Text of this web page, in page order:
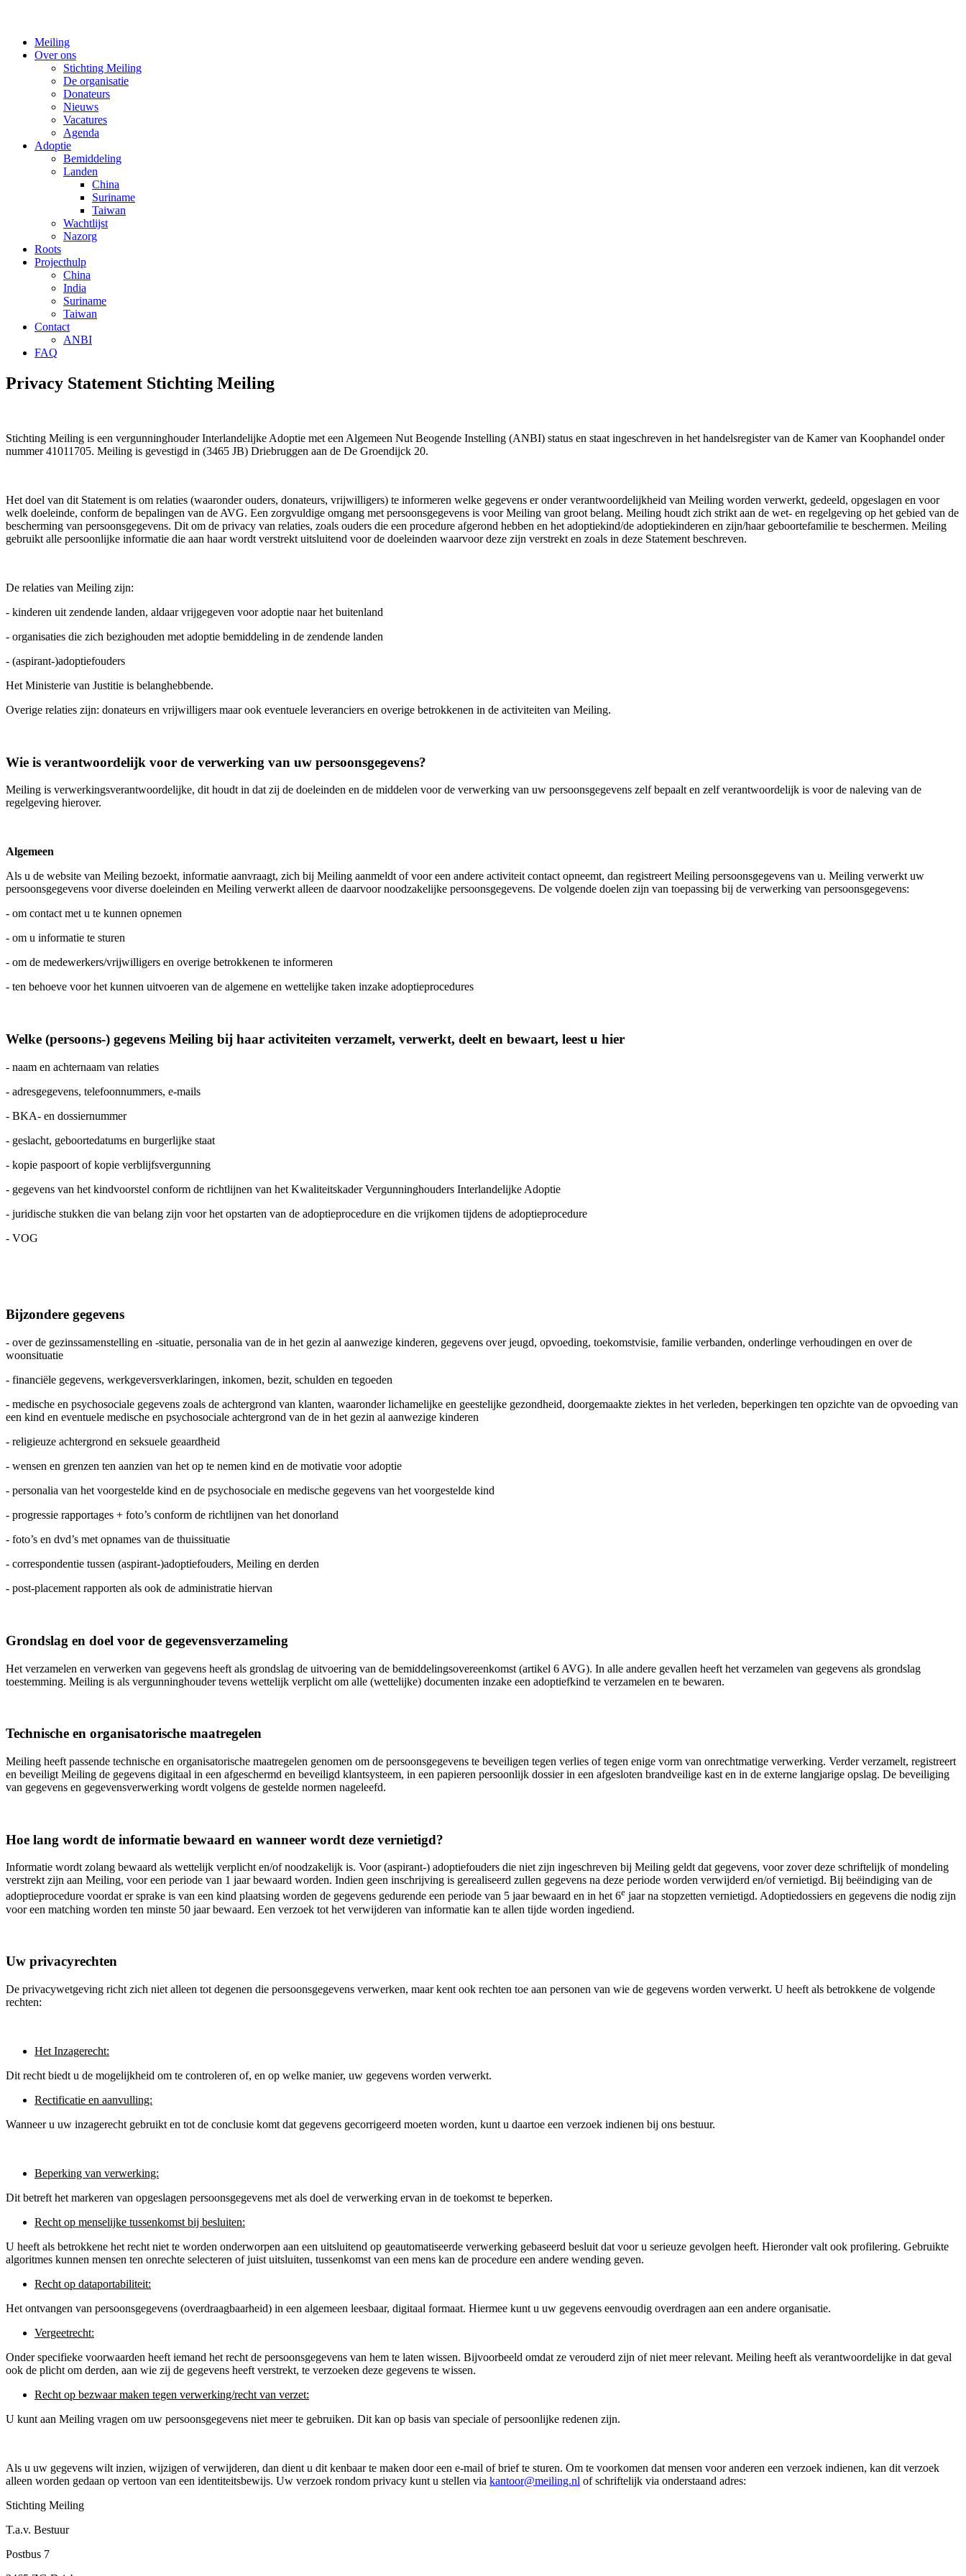
Meiling
Over ons
Stichting Meiling
De organisatie
Donateurs
Nieuws
Vacatures
Agenda
Adoptie
Bemiddeling
Landen
China
Suriname
Taiwan
Wachtlijst
Nazorg
Roots
Projecthulp
China
India
Suriname
Taiwan
Contact
ANBI
FAQ
Privacy Statement Stichting Meiling
Stichting Meiling is een vergunninghouder Interlandelijke Adoptie met een Algemeen Nut Beogende Instelling (ANBI) status en staat ingeschreven in het handelsregister van de Kamer van Koophandel onder
nummer 41011705. Meiling is gevestigd in (3465 JB) Driebruggen aan de De Groendijck 20.
Het doel van dit Statement is om relaties (waaronder ouders, donateurs, vrijwilligers) te informeren welke gegevens er onder verantwoordelijkheid van Meiling worden verwerkt, gedeeld, opgeslagen en voor
welk doeleinde, conform de bepalingen van de AVG. Een zorgvuldige omgang met persoonsgegevens is voor Meiling van groot belang. Meiling houdt zich strikt aan de wet- en regelgeving op het gebied van de
bescherming van persoonsgegevens. Dit om de privacy van relaties, zoals ouders die een procedure afgerond hebben en het adoptiekind/de adoptiekinderen en zijn/haar geboortefamilie te beschermen. Meiling
gebruikt alle persoonlijke informatie die aan haar wordt verstrekt uitsluitend voor de doeleinden waarvoor deze zijn verstrekt en zoals in deze Statement beschreven.
De relaties van Meiling zijn:
- kinderen uit zendende landen, aldaar vrijgegeven voor adoptie naar het buitenland
- organisaties die zich bezighouden met adoptie bemiddeling in de zendende landen
- (aspirant-)adoptiefouders
Het Ministerie van Justitie is belanghebbende.
Overige relaties zijn: donateurs en vrijwilligers maar ook eventuele leveranciers en overige betrokkenen in de activiteiten van Meiling.
Wie is verantwoordelijk voor de verwerking van uw persoonsgegevens?
Meiling is verwerkingsverantwoordelijke, dit houdt in dat zij de doeleinden en de middelen voor de verwerking van uw persoonsgegevens zelf bepaalt en zelf verantwoordelijk is voor de naleving van de
regelgeving hierover.
Algemeen
Als u de website van Meiling bezoekt, informatie aanvraagt, zich bij Meiling aanmeldt of voor een andere activiteit contact opneemt, dan registreert Meiling persoonsgegevens van u. Meiling verwerkt uw
persoonsgegevens voor diverse doeleinden en Meiling verwerkt alleen de daarvoor noodzakelijke persoonsgegevens. De volgende doelen zijn van toepassing bij de verwerking van persoonsgegevens:
- om contact met u te kunnen opnemen
- om u informatie te sturen
- om de medewerkers/vrijwilligers en overige betrokkenen te informeren
- ten behoeve voor het kunnen uitvoeren van de algemene en wettelijke taken inzake adoptieprocedures
Welke (persoons-) gegevens Meiling bij haar activiteiten verzamelt, verwerkt, deelt en bewaart, leest u hier
- naam en achternaam van relaties
- adresgegevens, telefoonnummers, e-mails
- BKA- en dossiernummer
- geslacht, geboortedatums en burgerlijke staat
- kopie paspoort of kopie verblijfsvergunning
- gegevens van het kindvoorstel conform de richtlijnen van het Kwaliteitskader Vergunninghouders Interlandelijke Adoptie
- juridische stukken die van belang zijn voor het opstarten van de adoptieprocedure en die vrijkomen tijdens de adoptieprocedure
- VOG
Bijzondere gegevens
- over de gezinssamenstelling en -situatie, personalia van de in het gezin al aanwezige kinderen, gegevens over jeugd, opvoeding, toekomstvisie, familie verbanden, onderlinge verhoudingen en over de
woonsituatie
- financiële gegevens, werkgeversverklaringen, inkomen, bezit, schulden en tegoeden
- medische en psychosociale gegevens zoals de achtergrond van klanten, waaronder lichamelijke en geestelijke gezondheid, doorgemaakte ziektes in het verleden, beperkingen ten opzichte van de opvoeding van
een kind en eventuele medische en psychosociale achtergrond van de in het gezin al aanwezige kinderen
- religieuze achtergrond en seksuele geaardheid
- wensen en grenzen ten aanzien van het op te nemen kind en de motivatie voor adoptie
- personalia van het voorgestelde kind en de psychosociale en medische gegevens van het voorgestelde kind
- progressie rapportages + foto’s conform de richtlijnen van het donorland
- foto’s en dvd’s met opnames van de thuissituatie
- correspondentie tussen (aspirant-)adoptiefouders, Meiling en derden
- post-placement rapporten als ook de administratie hiervan
Grondslag en doel voor de gegevensverzameling
Het verzamelen en verwerken van gegevens heeft als grondslag de uitvoering van de bemiddelingsovereenkomst (artikel 6 AVG). In alle andere gevallen heeft het verzamelen van gegevens als grondslag
toestemming. Meiling is als vergunninghouder tevens wettelijk verplicht om alle (wettelijke) documenten inzake een adoptiefkind te verzamelen en te bewaren.
Technische en organisatorische maatregelen
Meiling heeft passende technische en organisatorische maatregelen genomen om de persoonsgegevens te beveiligen tegen verlies of tegen enige vorm van onrechtmatige verwerking. Verder verzamelt, registreert
en beveiligt Meiling de gegevens digitaal in een afgeschermd en beveiligd klantsysteem, in een papieren persoonlijk dossier in een afgesloten brandveilige kast en in de externe langjarige opslag. De beveiliging
van gegevens en gegevensverwerking wordt volgens de gestelde normen nageleefd.
Hoe lang wordt de informatie bewaard en wanneer wordt deze vernietigd?
Informatie wordt zolang bewaard als wettelijk verplicht en/of noodzakelijk is. Voor (aspirant-) adoptiefouders die niet zijn ingeschreven bij Meiling geldt dat gegevens, voor zover deze schriftelijk of mondeling
verstrekt zijn aan Meiling, voor een periode van 1 jaar bewaard worden. Indien geen inschrijving is gerealiseerd zullen gegevens na deze periode worden verwijderd en/of vernietigd. Bij beëindiging van de
adoptieprocedure voordat er sprake is van een kind plaatsing worden de gegevens gedurende een periode van 5 jaar bewaard en in het 6e jaar na stopzetten vernietigd. Adoptiedossiers en gegevens die nodig zijn
voor een matching worden ten minste 50 jaar bewaard. Een verzoek tot het verwijderen van informatie kan te allen tijde worden ingediend.
Uw privacyrechten
De privacywetgeving richt zich niet alleen tot degenen die persoonsgegevens verwerken, maar kent ook rechten toe aan personen van wie de gegevens worden verwerkt. U heeft als betrokkene de volgende
rechten:
Het Inzagerecht:
Dit recht biedt u de mogelijkheid om te controleren of, en op welke manier, uw gegevens worden verwerkt.
Rectificatie en aanvulling:
Wanneer u uw inzagerecht gebruikt en tot de conclusie komt dat gegevens gecorrigeerd moeten worden, kunt u daartoe een verzoek indienen bij ons bestuur.
Beperking van verwerking:
Dit betreft het markeren van opgeslagen persoonsgegevens met als doel de verwerking ervan in de toekomst te beperken.
Recht op menselijke tussenkomst bij besluiten:
U heeft als betrokkene het recht niet te worden onderworpen aan een uitsluitend op geautomatiseerde verwerking gebaseerd besluit dat voor u serieuze gevolgen heeft. Hieronder valt ook profilering. Gebruikte
algoritmes kunnen mensen ten onrechte selecteren of juist uitsluiten, tussenkomst van een mens kan de procedure een andere wending geven.
Recht op dataportabiliteit:
Het ontvangen van persoonsgegevens (overdraagbaarheid) in een algemeen leesbaar, digitaal formaat. Hiermee kunt u uw gegevens eenvoudig overdragen aan een andere organisatie.
Vergeetrecht:
Onder specifieke voorwaarden heeft iemand het recht de persoonsgegevens van hem te laten wissen. Bijvoorbeeld omdat ze verouderd zijn of niet meer relevant. Meiling heeft als verantwoordelijke in dat geval
ook de plicht om derden, aan wie zij de gegevens heeft verstrekt, te verzoeken deze gegevens te wissen.
Recht op bezwaar maken tegen verwerking/recht van verzet:
U kunt aan Meiling vragen om uw persoonsgegevens niet meer te gebruiken. Dit kan op basis van speciale of persoonlijke redenen zijn.
Als u uw gegevens wilt inzien, wijzigen of verwijderen, dan dient u dit kenbaar te maken door een e-mail of brief te sturen. Om te voorkomen dat mensen voor anderen een verzoek indienen, kan dit verzoek
alleen worden gedaan op vertoon van een identiteitsbewijs. Uw verzoek rondom privacy kunt u stellen via kantoor@meiling.nl of schriftelijk via onderstaand adres:
Stichting Meiling
T.a.v. Bestuur
Postbus 7